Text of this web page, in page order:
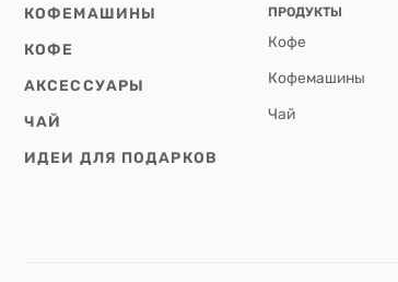
КОФЕМАШИНЫ
КОФЕ
АКСЕССУАРЫ
ЧАЙ
ИДЕИ ДЛЯ ПОДАРКОВ
ПРОДУКТЫ
Кофе
Кофемашины
Чай